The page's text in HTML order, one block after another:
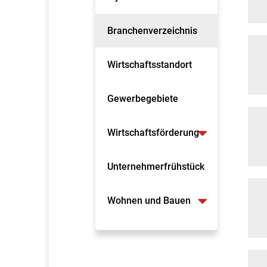
Branchenverzeichnis
Wirtschaftsstandort
Gewerbegebiete
Wirtschaftsförderung
Unternehmerfrühstück
Wohnen und Bauen